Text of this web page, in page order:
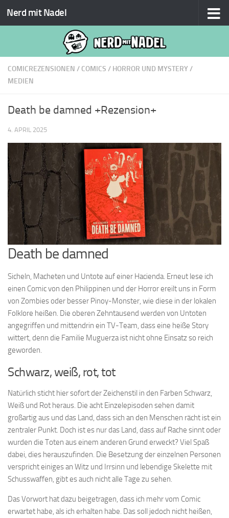
Zum Inhalt springen
Nerd mit Nadel
COMICREZENSIONEN / COMICS / HORROR UND MYSTERY/
MEDIEN
Death be damned +Rezension+
4. APRIL 2025
Death be damned
Sicheln, Macheten und Untote auf einer Hacienda. Erneut lese ich
einen Comic von den Philippinen und der Horror ereilt uns in Form
von Zombies oder besser Pinoy-Monster, wie diese in der lokalen
Folklore heißen. Die oberen Zehntausend werden von Untoten
angegriffen und mittendrin ein TV-Team, dass eine heiße Story
wittert, denn die Familie Muguerza ist nicht ohne Einsatz so reich
geworden.
Schwarz, weiß, rot, tot
Natürlich sticht hier sofort der Zeichenstil in den Farben Schwarz,
Weiß und Rot heraus. Die acht Einzelepisoden sehen damit
großartig aus und das Land, dass sich an den Menschen rächt ist ein
zentraler Punkt. Doch ist es nur das Land, dass auf Rache sinnt oder
wurden die Toten aus einem anderen Grund erweckt? Viel Spaß
dabei, dies herauszufinden. Die Besetzung der einzelnen Personen
verspricht einiges an Witz und Irrsinn und lebendige Skelette mit
Schusswaffen, gibt es auch nicht alle Tage zu sehen.
Das Vorwort hat dazu beigetragen, dass ich mehr vom Comic
erwartet habe, als ich erhalten habe. Das soll jedoch nicht heißen,